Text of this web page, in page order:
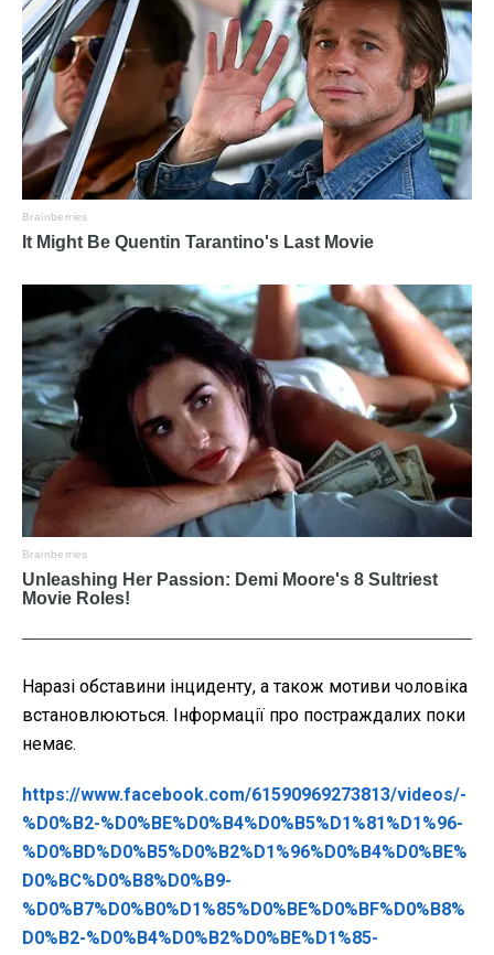
Наразі обставини інциденту, а також мотиви чоловіка
встановлюються. Інформації про постраждалих поки
немає.
https://www.facebook.com/61590969273813/videos/-
%D0%B2-%D0%BE%D0%B4%D0%B5%D1%81%D1%96-
%D0%BD%D0%B5%D0%B2%D1%96%D0%B4%D0%BE%
D0%BC%D0%B8%D0%B9-
%D0%B7%D0%B0%D1%85%D0%BE%D0%BF%D0%B8%
D0%B2-%D0%B4%D0%B2%D0%BE%D1%85-